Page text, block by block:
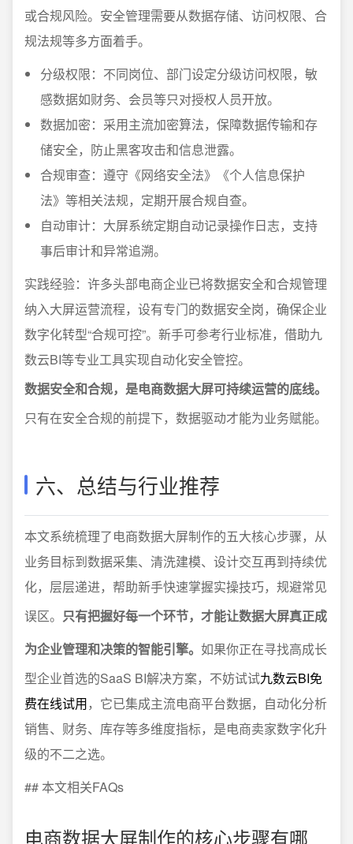
或合规风险。安全管理需要从数据存储、访问权限、合
规法规等多方面着手。
分级权限：不同岗位、部门设定分级访问权限，敏
感数据如财务、会员等只对授权人员开放。
数据加密：采用主流加密算法，保障数据传输和存
储安全，防止黑客攻击和信息泄露。
合规审查：遵守《网络安全法》《个人信息保护
法》等相关法规，定期开展合规自查。
自动审计：大屏系统定期自动记录操作日志，支持
事后审计和异常追溯。
实践经验：许多头部电商企业已将数据安全和合规管理
纳入大屏运营流程，设有专门的数据安全岗，确保企业
数字化转型“合规可控”。新手可参考行业标准，借助九
数云BI等专业工具实现自动化安全管控。
数据安全和合规，是电商数据大屏可持续运营的底线。
只有在安全合规的前提下，数据驱动才能为业务赋能。
六、总结与行业推荐
本文系统梳理了电商数据大屏制作的五大核心步骤，从
业务目标到数据采集、清洗建模、设计交互再到持续优
化，层层递进，帮助新手快速掌握实操技巧，规避常见
误区。 只有把握好每一个环节，才能让数据大屏真正成
为企业管理和决策的智能引擎。 如果你正在寻找高成长
型企业首选的SaaS BI解决方案，不妨试试九数云BI免
费在线试用，它已集成主流电商平台数据，自动化分析
销售、财务、库存等多维度指标，是电商卖家数字化升
级的不二之选。
## 本文相关FAQs
电商数据大屏制作的核心步骤有哪